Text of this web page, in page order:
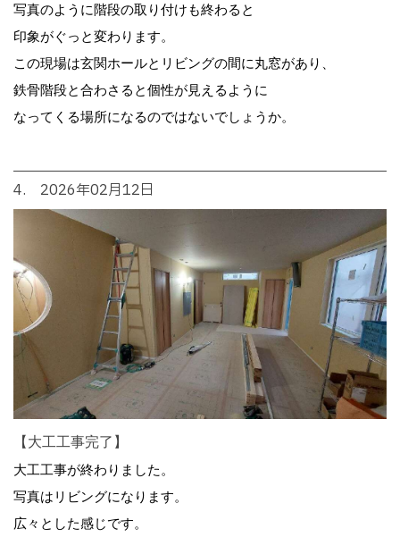
写真のように階段の取り付けも終わると
印象がぐっと変わります。
この現場は玄関ホールとリビングの間に丸窓があり、
鉄骨階段と合わさると個性が見えるように
なってくる場所になるのではないでしょうか。
4. 2026年02月12日
【大工工事完了】
大工工事が終わりました。
写真はリビングになります。
広々とした感じです。